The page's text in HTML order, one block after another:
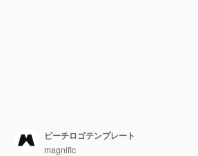
ビーチロゴテンプレート
magnific